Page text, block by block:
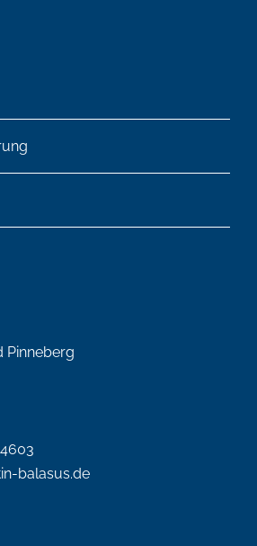
Pinneberg
balasus.de